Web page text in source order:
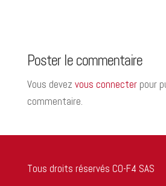
Poster le commentaire
Vous devez vous connecterpour
commentaire.
Tous droits réservés CO-F4 SAS